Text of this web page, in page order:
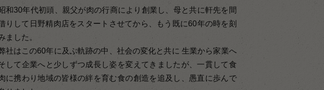
和30年代初頭、親父が肉の行商により創業し、母と共に軒先を間
りして日野精肉店をスタートさせてから、もう既に60年の時を刻
ました。
社はこの60年に及ぶ軌跡の中、社会の変化と共に 生業から家業へ
して企業へと少しずつ成長し姿を変えてきましたが、一貫して食
に携わり地域の皆様の絆を育む食の創造を追及し、愚直に歩んで